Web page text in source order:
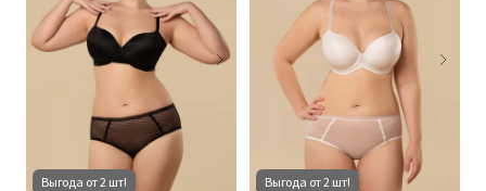
Выгода от 2 шт! Выгода от 2 шт!